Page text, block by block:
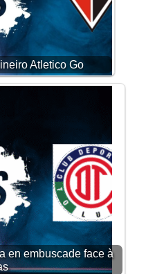
Atletico Go
en embuscade face à